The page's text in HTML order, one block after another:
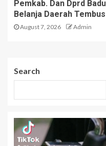
Pemkab. Dan Dprd
Belanja Daerah
August 7, 2026 Admin
Search